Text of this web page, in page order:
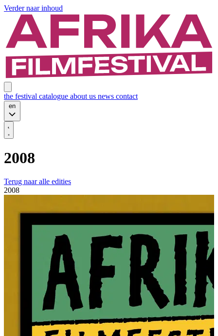
Verder naar inhoud
the festival catalogue about us news contact
en
2008
Terug naar alle edities
2008